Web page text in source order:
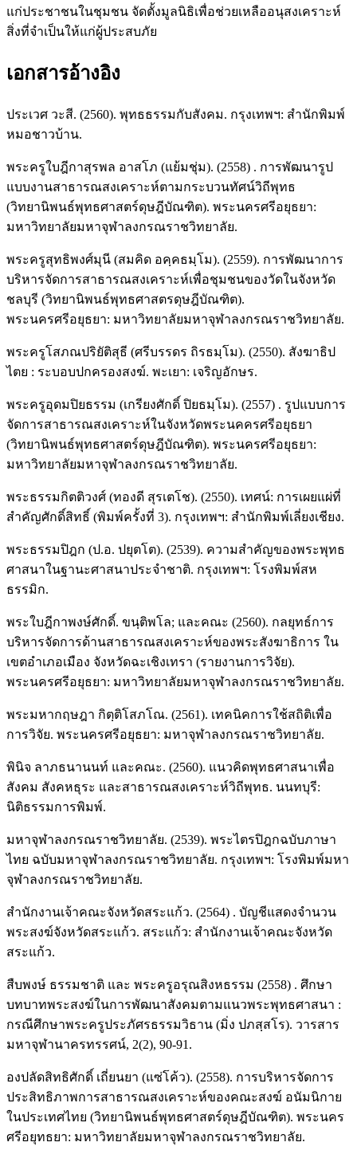
แก่ประชาชนในชุมชน จัดตั้งมูลนิธิเพื่อช่วยเหลืออนุสงเคราะห์
สิ่งที่จำเป็นให้แก่ผู้ประสบภัย
เอกสารอ้างอิง
ประเวศ วะสี. (2560). พุทธธรรมกับสังคม. กรุงเทพฯ: สำนักพิมพ์
หมอชาวบ้าน.
พระครูใบฎีกาสุรพล อาสโภ (แย้มชุ่ม). (2558) . การพัฒนารูป
แบบงานสาธารณสงเคราะห์ตามกระบวนทัศน์วิถีพุทธ
(วิทยานิพนธ์พุทธศาสตร์ดุษฎีบัณฑิต). พระนครศรีอยุธยา:
มหาวิทยาลัยมหาจุฬาลงกรณราชวิทยาลัย.
พระครูสุทธิพงศ์มุนี (สมคิด อคฺคธมฺโม). (2559). การพัฒนาการ
บริหารจัดการสาธารณสงเคราะห์เพื่อชุมชนของวัดในจังหวัด
ชลบุรี (วิทยานิพนธ์พุทธศาสตรดุษฎีบัณฑิต).
พระนครศรีอยุธยา: มหาวิทยาลัยมหาจุฬาลงกรณราชวิทยาลัย.
พระครูโสภณปริยัติสุธี (ศรีบรรดร ถิรธมฺโม). (2550). สังฆาธิป
ไตย : ระบอบปกครองสงฆ์. พะเยา: เจริญอักษร.
พระครูอุดมปิยธรรม (เกรียงศักดิ์ ปิยธมฺโม). (2557) . รูปแบบการ
จัดการสาธารณสงเคราะห์ในจังหวัดพระนคครศรีอยุธยา
(วิทยานิพนธ์พุทธศาสตร์ดุษฎีบัณฑิต). พระนครศรีอยุธยา:
มหาวิทยาลัยมหาจุฬาลงกรณราชวิทยาลัย.
พระธรรมกิตติวงศ์ (ทองดี สุรเตโช). (2550). เทศน์: การเผยแผ่ที่
สำคัญศักดิ์สิทธิ์ (พิมพ์ครั้งที่ 3). กรุงเทพฯ: สำนักพิมพ์เลี่ยงเชียง.
พระธรรมปิฎก (ป.อ. ปยุตโต). (2539). ความสำคัญของพระพุทธ
ศาสนาในฐานะศาสนาประจำชาติ. กรุงเทพฯ: โรงพิมพ์สห
ธรรมิก.
พระใบฎีกาพงษ์ศักดิ์. ขนฺติพโล; และคณะ (2560). กลยุทธ์การ
บริหารจัดการด้านสาธารณสงเคราะห์ของพระสังฆาธิการ ใน
เขตอำเภอเมือง จังหวัดฉะเชิงเทรา (รายงานการวิจัย).
พระนครศรีอยุธยา: มหาวิทยาลัยมหาจุฬาลงกรณราชวิทยาลัย.
พระมหากฤษฎา กิตฺติโสภโณ. (2561). เทคนิคการใช้สถิติเพื่อ
การวิจัย. พระนครศรีอยุธยา: มหาจุฬาลงกรณราชวิทยาลัย.
พินิจ ลาภธนานนท์ และคณะ. (2560). แนวคิดพุทธศาสนาเพื่อ
สังคม สังคหธุระ และสาธารณสงเคราะห์วิถีพุทธ. นนทบุรี:
นิติธรรมการพิมพ์.
มหาจุฬาลงกรณราชวิทยาลัย. (2539). พระไตรปิฎกฉบับภาษา
ไทย ฉบับมหาจุฬาลงกรณราชวิทยาลัย. กรุงเทพฯ: โรงพิมพ์มหา
จุฬาลงกรณราชวิทยาลัย.
สำนักงานเจ้าคณะจังหวัดสระแก้ว. (2564) . บัญชีแสดงจำนวน
พระสงฆ์จังหวัดสระแก้ว. สระแก้ว: สำนักงานเจ้าคณะจังหวัด
สระแก้ว.
สืบพงษ์ ธรรมชาติ และ พระครูอรุณสิงหธรรม (2558) . ศึกษา
บทบาทพระสงฆ์ในการพัฒนาสังคมตามแนวพระพุทธศาสนา :
กรณีศึกษาพระครูประภัศรธรรมวิธาน (มิ่ง ปภสฺสโร). วารสาร
มหาจุฬานาครทรรศน์, 2(2), 90-91.
องปลัดสิทธิศักดิ์ เถี่ยนยา (แซ่โค้ว). (2558). การบริหารจัดการ
ประสิทธิภาพการสาธารณสงเคราะห์ของคณะสงฆ์ อนัมนิกาย
ในประเทศไทย (วิทยานิพนธ์พุทธศาสตร์ดุษฎีบัณฑิต). พระนคร
ศรีอยุทธยา: มหาวิทยาลัยมหาจุฬาลงกรณราชวิทยาลัย.